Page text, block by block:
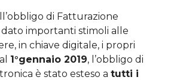
di Fatturazione
importanti stimoli alle
in chiave digitale, i propri
1°gennaio 2019, l’obbligo di
è stato esteso a tutti i